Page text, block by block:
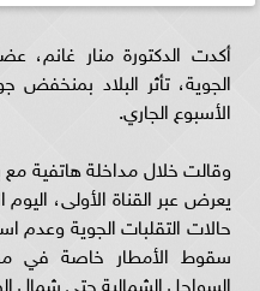
أكدت الدكتورة منار غانم،
الجوية، تأثر البلاد
الأسبوع الجاري.
وقالت خلال مداخلة هاتفية مع
يعرض عبر القناة الأولى، اليوم
حالات التقلبات الجوية وعدم
سقوط الأمطار خاصة في
السواحل الشمالية حتى شمال